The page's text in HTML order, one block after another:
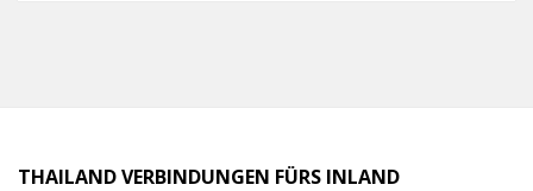
THAILAND VERBINDUNGEN FÜRS INLAND